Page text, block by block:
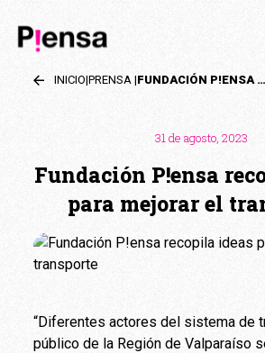
INICIO|PRENSA | FUNDACIÓN P!ENSA RECOPILA IDEAS PARA MEJORAR EL TRANSPORTE
31 de agosto, 2023
Fundación P!ensa
para mejorar el
“Diferentes actores del sistema de
público de la Región de Valparaíso